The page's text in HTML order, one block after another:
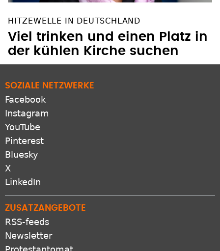
HITZEWELLE IN DEUTSCHLAND
Viel trinken und einen Platz in
der kühlen Kirche suchen
SOZIALE NETZWERKE
Facebook
Instagram
YouTube
Pinterest
Bluesky
X
LinkedIn
ZUSATZANGEBOTE
RSS-feeds
Newsletter